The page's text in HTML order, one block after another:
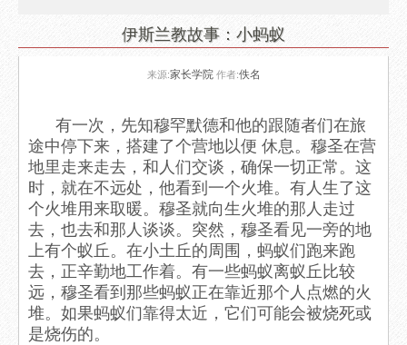
伊斯兰教故事：小蚂蚁
来源:家长学院作者:佚名
有一次，先知穆罕默德和他的跟随者们在旅
途中停下来，搭建了个营地以便 休息。穆圣在营
地里走来走去，和人们交谈，确保一切正常。这
时，就在不远处，他看到一个火堆。有人生了这
个火堆用来取暖。穆圣就向生火堆的那人走过
去，也去和那人谈谈。突然，穆圣看见一旁的地
上有个蚁丘。在小土丘的周围，蚂蚁们跑来跑
去，正辛勤地工作着。有一些蚂蚁离蚁丘比较
远，穆圣看到那些蚂蚁正在靠近那个人点燃的火
堆。如果蚂蚁们靠得太近，它们可能会被烧死或
是烧伤的。